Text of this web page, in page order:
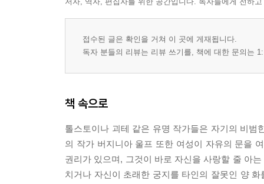
접수된 글은 확인을 거쳐 이 곳에 게재됩니다.
독자 분들의 리뷰는 리뷰 쓰기를, 책에 대한 문의는
책 속으로
톨스토이나 괴테 같은 유명 작가들은 자기의 비
의 작가 버지니아 울프 또한 여성이 자유의 문을
권리가 있으며, 그것이 바로 자신을 사랑할 줄 아
치거나 자신이 초래한 궁지를 타인의 잘못인 양